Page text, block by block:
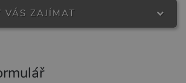
VÁS ZAJÍMAT